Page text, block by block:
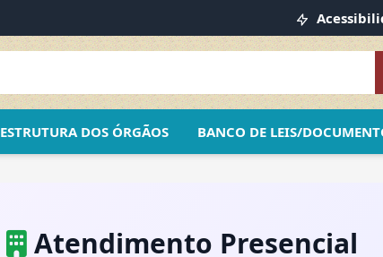
ESTRUTURA DOS ÓRGÃOS BANCO DE LEIS/
Atendimento Presencial